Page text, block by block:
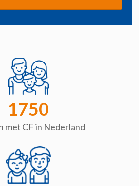
1750
met CF in Nederland